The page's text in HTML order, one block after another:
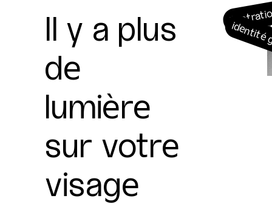
Il y a plus
de
lumière
sur votre
visage